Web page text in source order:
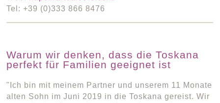
Tel: +39 (0)333 866 8476
Warum wir denken, dass die Toskana
perfekt für Familien geeignet ist
"Ich bin mit meinem Partner und unserem 11 Monate
alten Sohn im Juni 2019 in die Toskana gereist. Wir